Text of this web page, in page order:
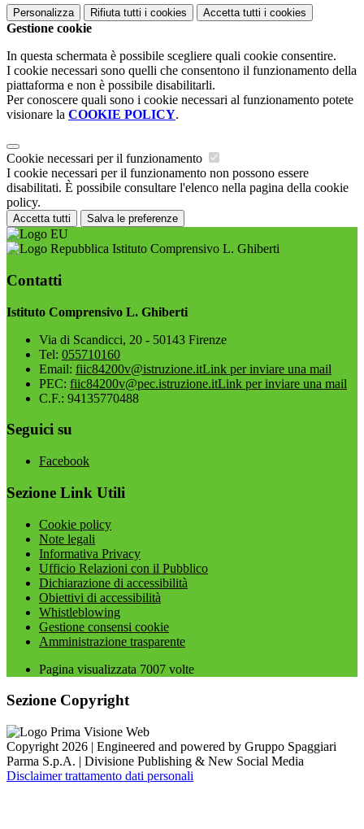
Personalizza Rifiuta tutti i cookies Accetta tutti i cookies
Gestione cookie
In questa schermata è possibile scegliere quali cookie consentire.
I cookie necessari sono quelli che consentono il funzionamento della
piattaforma e non è possibile disabilitarli.
Per conoscere quali sono i cookie necessari al funzionamento potete
visionare la COOKIE POLICY.
Cookie necessari per il funzionamento
I cookie necessari per il funzionamento non possono essere
disabilitati. È possibile consultare l'elenco nella pagina della cookie
policy.
Accetta tutti Salva le preferenze
Istituto Comprensivo L. Ghiberti
Contatti
Istituto Comprensivo L. Ghiberti
Via di Scandicci, 20 - 50143 Firenze
Tel: 055710160
Email: fiic84200v@istruzione.itLink per inviare una mail
PEC: fiic84200v@pec.istruzione.itLink per inviare una mail
C.F.: 94135770488
Seguici su
Facebook
Sezione Link Utili
Cookie policy
Note legali
Informativa Privacy
Ufficio Relazioni con il Pubblico
Dichiarazione di accessibilità
Obiettivi di accessibilità
Whistleblowing
Gestione consensi cookie
Amministrazione trasparente
Pagina visualizzata 7007 volte
Sezione Copyright
Copyright 2026 | Engineered and powered by Gruppo Spaggiari
Parma S.p.A. | Divisione Publishing & New Social Media
Disclaimer trattamento dati personali